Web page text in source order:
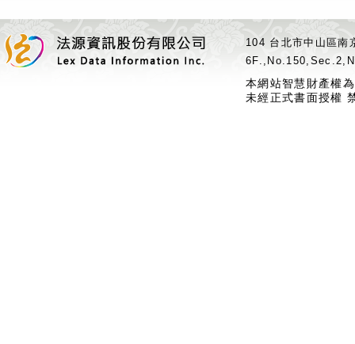
104 台北市中山區
本網站智慧財產權
未經正式書面授權